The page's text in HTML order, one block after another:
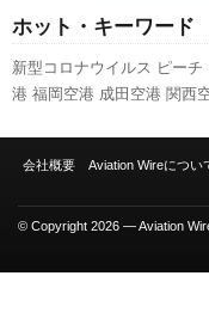
ホット・キーワード
新型コロナウイルス ピーチ
港 福岡空港 成田空港 関西
ー エアバス 伊丹空港 777
会社概要 Aviation Wireについ
© Copyright 2026 — Aviation